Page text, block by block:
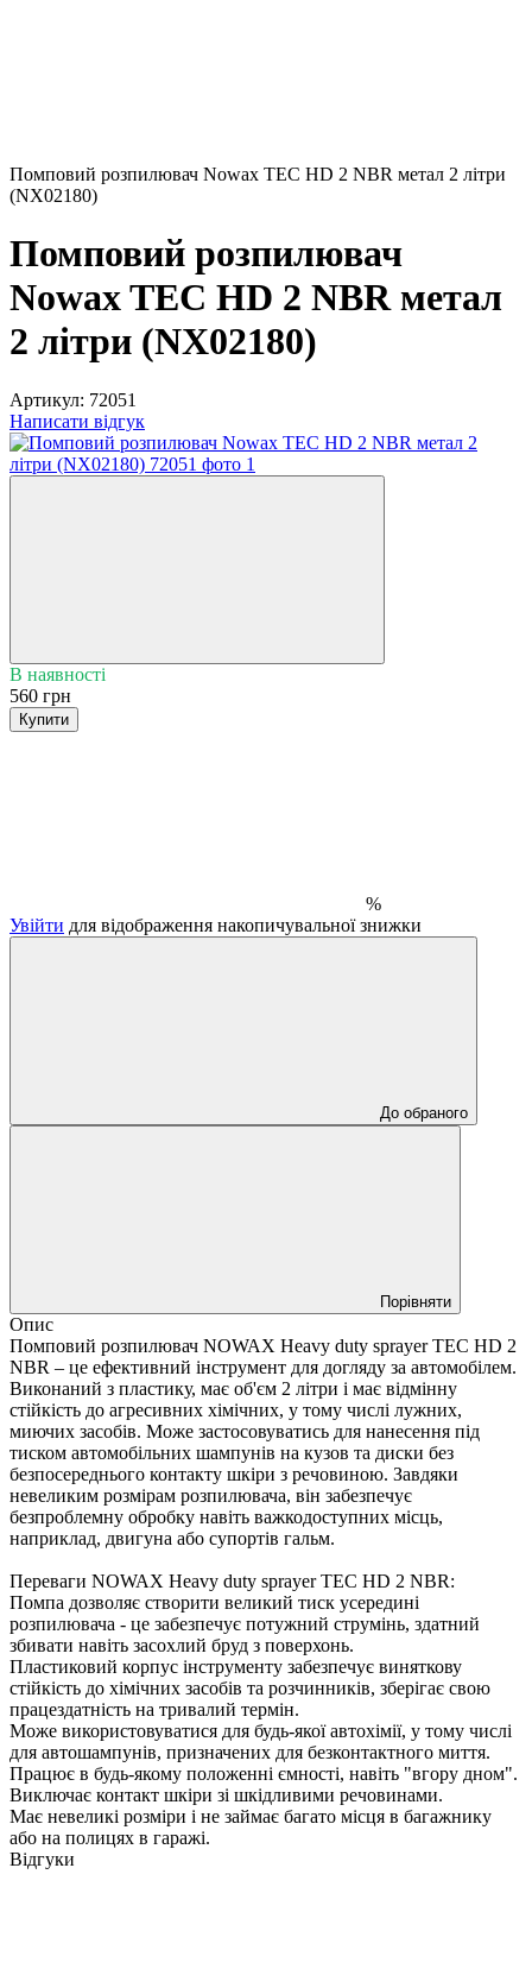
Помповий розпилювач Nowax TEC HD 2 NBR метал 2 літри
(NX02180)
Помповий розпилювач
Nowax TEC HD 2 NBR метал
2 літри (NX02180)
Артикул: 72051
Написати відгук
В наявності
560 грн
Купити
%
Увійти для відображення накопичувальної знижки
До обраного
Порівняти
Опис
Помповий розпилювач NOWAX Heavy duty sprayer TEC HD 2
NBR – це ефективний інструмент для догляду за автомобілем.
Виконаний з пластику, має об'єм 2 літри і має відмінну
стійкість до агресивних хімічних, у тому числі лужних,
миючих засобів. Може застосовуватись для нанесення під
тиском автомобільних шампунів на кузов та диски без
безпосереднього контакту шкіри з речовиною. Завдяки
невеликим розмірам розпилювача, він забезпечує
безпроблемну обробку навіть важкодоступних місць,
наприклад, двигуна або супортів гальм.
Переваги NOWAX Heavy duty sprayer TEC HD 2 NBR:
Помпа дозволяє створити великий тиск усередині
розпилювача - це забезпечує потужний струмінь, здатний
збивати навіть засохлий бруд з поверхонь.
Пластиковий корпус інструменту забезпечує виняткову
стійкість до хімічних засобів та розчинників, зберігає свою
працездатність на тривалий термін.
Може використовуватися для будь-якої автохімії, у тому числі
для автошампунів, призначених для безконтактного миття.
Працює в будь-якому положенні ємності, навіть "вгору дном".
Виключає контакт шкіри зі шкідливими речовинами.
Має невеликі розміри і не займає багато місця в багажнику
або на полицях в гаражі.
Відгуки